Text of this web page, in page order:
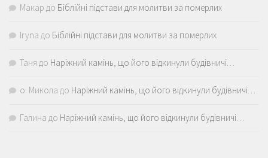
Макар до Біблійні підстави для молитви за померлих
Iryna до Біблійні підстави для молитви за померлих
Таня до Наріжний камінь, що його відкинули будівничі…
о. Микола до Наріжний камінь, що його відкинули будівничі…
Галина до Наріжний камінь, що його відкинули будівничі…